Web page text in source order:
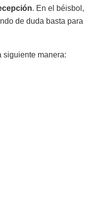
. En el béisbol,
de duda basta para
siguiente manera: